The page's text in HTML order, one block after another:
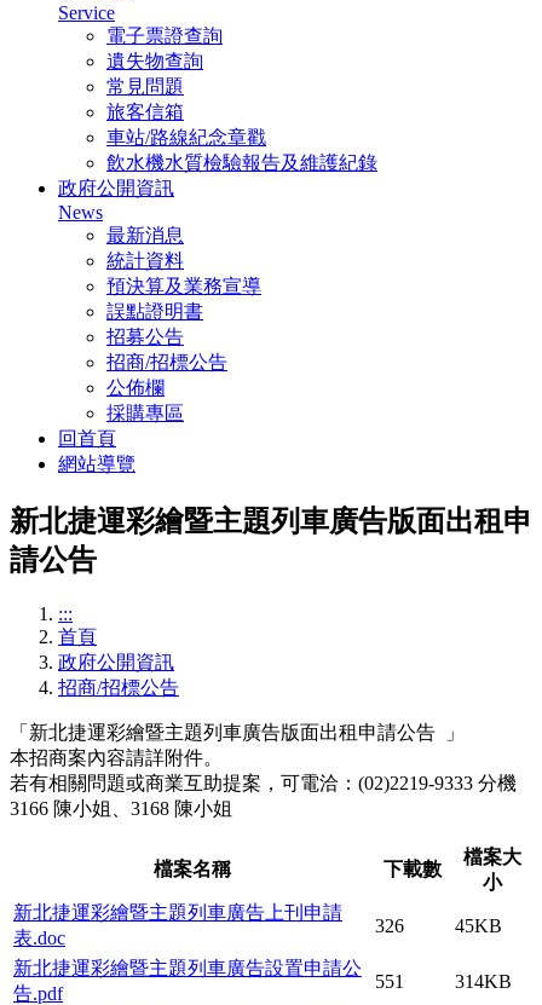
Service
電子票證查詢
遺失物查詢
常見問題
旅客信箱
車站/路線紀念章戳
飲水機水質檢驗報告及維護紀錄
政府公開資訊
News
最新消息
統計資料
預決算及業務宣導
誤點證明書
招募公告
招商/招標公告
公佈欄
採購專區
回首頁
網站導覽
新北捷運彩繪暨主題列車廣告版面出租申
請公告
:::
首頁
政府公開資訊
招商/招標公告
「新北捷運彩繪暨主題列車廣告版面出租申請公告 」
本招商案內容請詳附件。
若有相關問題或商業互助提案，可電洽：(02)2219-9333 分機
3166 陳小姐、3168 陳小姐
檔案名稱 下載數
檔案大
小
新北捷運彩繪暨主題列車廣告上刊申請
表.doc
326 45KB
新北捷運彩繪暨主題列車廣告設置申請公
告.pdf
551 314KB